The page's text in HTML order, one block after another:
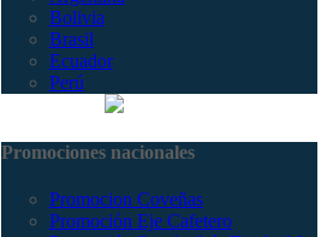
Bolivia
Brasil
Ecuador
Perú
Promociones nacionales
Promocion Coveñas
Promoción Eje Cafetero